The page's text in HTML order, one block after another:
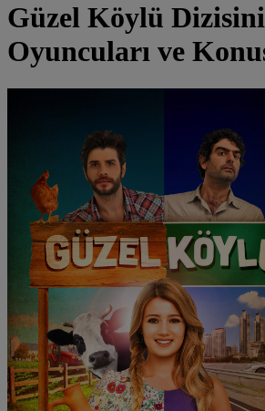
Güzel Köylü
Oyuncuları ve